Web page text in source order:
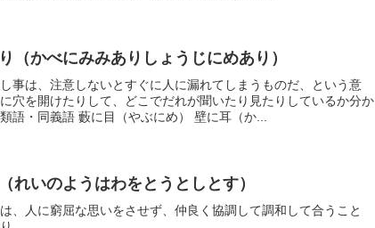
（かべにみみありしょうじにめあり）
事は、注意しないとすぐに人に漏れてしまうものだ、という意
穴を開けたりして、どこでだれが聞いたり見たりしているか分か
語・同義語 藪に目（やぶにめ） 壁に耳（か...
れいのようはわをとうとしとす）
、人に窮屈な思いをさせず、仲良く協調して調和して合うこと